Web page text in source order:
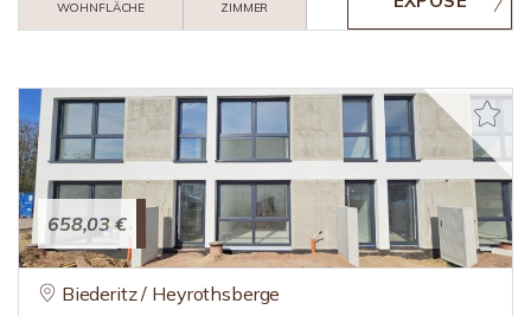
WOHNFLÄCHE ZIMMER
658,03 €
Biederitz / Heyrothsberge